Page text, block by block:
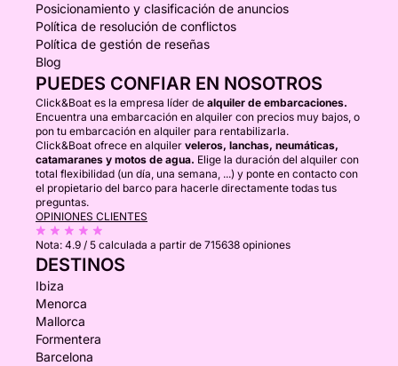
Posicionamiento y clasificación de anuncios
Política de resolución de conflictos
Política de gestión de reseñas
Blog
PUEDES CONFIAR EN NOSOTROS
Click&Boat es la empresa líder de alquiler de embarcaciones.
Encuentra una embarcación en alquiler con precios muy bajos, o
pon tu embarcación en alquiler para rentabilizarla.
Click&Boat ofrece en alquiler veleros, lanchas, neumáticas,
catamaranes y motos de agua. Elige la duración del alquiler con
total flexibilidad (un día, una semana, ...) y ponte en contacto con
el propietario del barco para hacerle directamente todas tus
preguntas.
OPINIONES CLIENTES
Nota: 4.9 / 5 calculada a partir de 715638 opiniones
DESTINOS
Ibiza
Menorca
Mallorca
Formentera
Barcelona